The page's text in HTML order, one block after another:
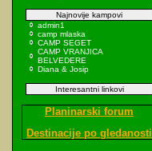
Najnovije kampovi
admin1
camp mlaska
CAMP SEGET
CAMP VRANJICA
BELVEDERE
Diana & Josip
Interesantni linkovi
Planinarski forum
Destinacije po gledanosti